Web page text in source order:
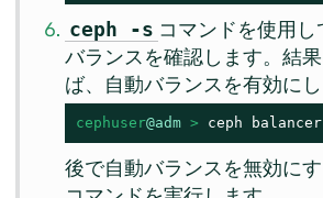
ceph -s コマンドを使用
バランスを確認します。結
ば、自動バランスを有効にし
cephuser@adm > ceph
後で自動バランスを無効に